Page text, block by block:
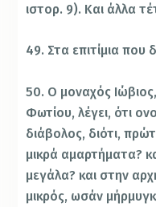
ιστορ. 9). Και άλλα
49. Στα επιτίμια που
50. Ο μοναχός
Φωτίου, λέγει, ότι
διάβολος, διότι,
μικρά αμαρτήματα?
μεγάλα? και στην
μικρός, ωσάν